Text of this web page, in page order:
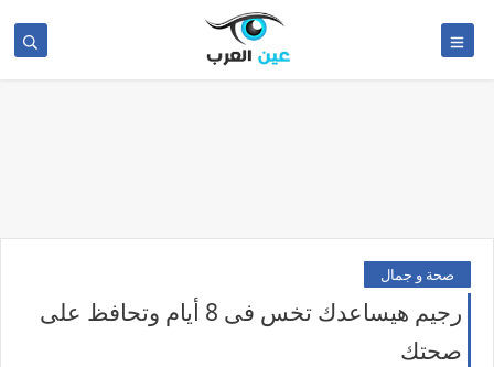
صحة و جمال
رجيم هيساعدك تخس فى 8 أيام وتحافظ على
صحتك